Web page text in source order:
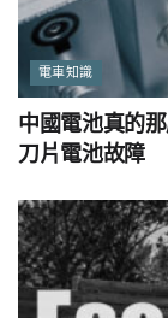
電車知識
中國電池真的
刀片電池故障